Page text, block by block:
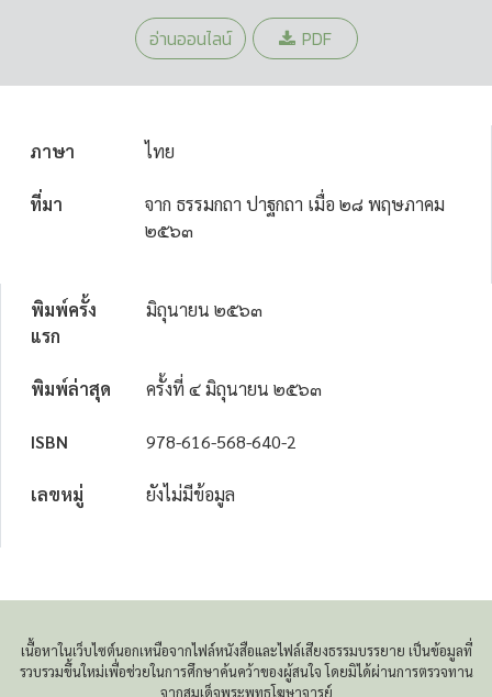
อ่านออนไลน์ PDF
ภาษา ไทย
ที่มา
จาก ธรรมกถา ปาฐกถา เมื่อ ๒๘ พฤษภาคม
๒๕๖๓
พิมพ์ครั้ง
แรก
มิถุนายน ๒๕๖๓
พิมพ์ล่าสุด ครั้งที่ ๔ มิถุนายน ๒๕๖๓
ISBN 978-616-568-640-2
เลขหมู่ ยังไม่มีข้อมูล
เนื้อหาในเว็บไซต์นอกเหนือจากไฟล์หนังสือและไฟล์เสียงธรรมบรรยาย เป็นข้อมูลที่
รวบรวมขึ้นใหม่เพื่อช่วยในการศึกษาค้นคว้าของผู้สนใจ โดยมิได้ผ่านการตรวจทาน
จากสมเด็จพระพุทธโฆษาจารย์